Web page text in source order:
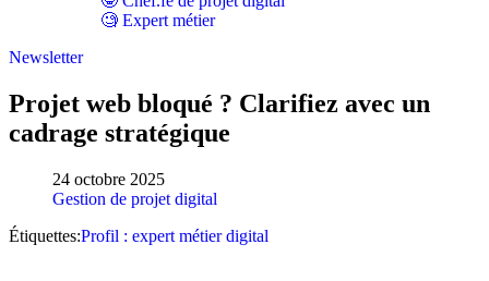
🧐 Expert métier
Newsletter
Projet web bloqué ? Clarifiez avec un
cadrage stratégique
24 octobre 2025
Gestion de projet digital
Étiquettes:Profil : expert métier digital